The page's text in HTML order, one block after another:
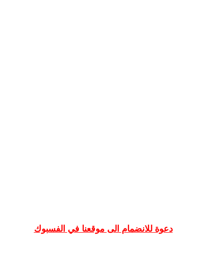
دعوة للانضمام الى موقعنا في الفسبوك